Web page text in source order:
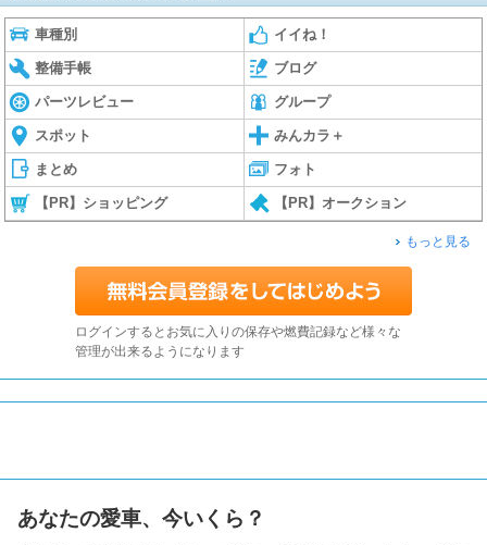
車種別 イイね！
整備手帳 ブログ
パーツレビュー グループ
スポット みんカラ＋
まとめ フォト
【PR】ショッピング 【PR】オークション
もっと見る
ログインするとお気に入りの保存や燃費記録など様々な
管理が出来るようになります
あなたの愛車、今いくら？